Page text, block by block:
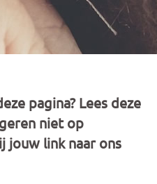
pagina? Lees deze
niet op
jouw link naar ons